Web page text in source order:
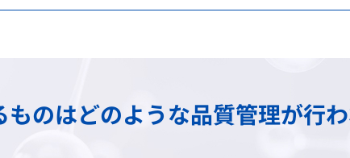
検定・検査に関する業務
安全対策等拠出金の徴収
拠出金の徴収業務
基準作成調査業務の概要
シンポジウム・ワークショップ
のはどのような品質管理が行わ